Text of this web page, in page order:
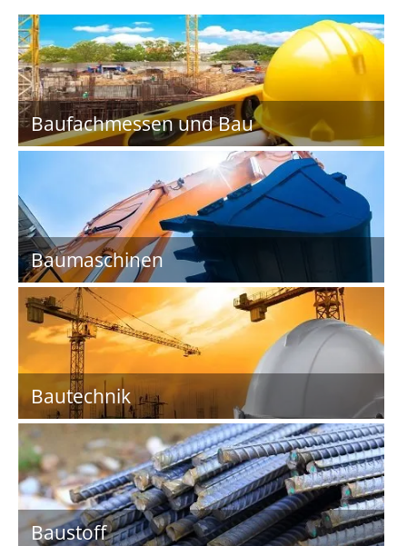
Baufachmessen und Bau
Baumaschinen
Bautechnik
Baustoff